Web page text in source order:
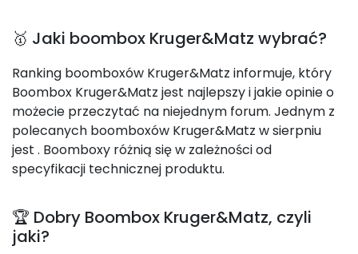
🥇 Jaki boombox Kruger&Matz wybrać?
Ranking boomboxów Kruger&Matz informuje, który
Boombox Kruger&Matz jest najlepszy i jakie opinie o
możecie przeczytać na niejednym forum. Jednym z
polecanych boomboxów Kruger&Matz w sierpniu
jest . Boomboxy różnią się w zależności od
specyfikacji technicznej produktu.
🏆 Dobry Boombox Kruger&Matz, czyli
jaki?